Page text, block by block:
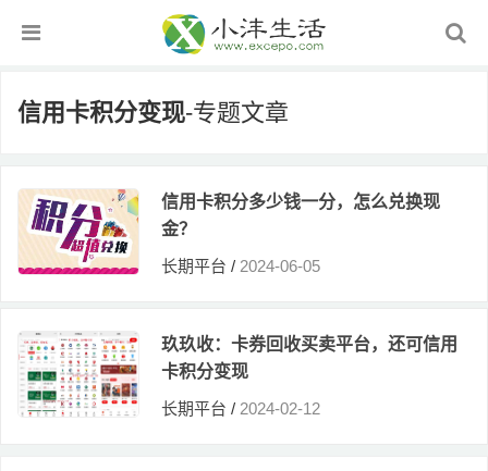
信用卡积分变现-专题文章
信用卡积分多少钱一分，怎么兑换现
金？
长期平台 / 2024-06-05
玖玖收：卡券回收买卖平台，还可信用
卡积分变现
长期平台 / 2024-02-12